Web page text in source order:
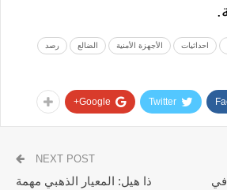
احداثيات الأجهزة الأمنية الضالع رصد
Twitter
Google+
في
NEXT POST
ذا هيل: المعيار الذهبي مهمة